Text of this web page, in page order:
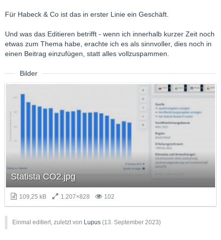
Für Habeck & Co ist das in erster Linie ein Geschäft.
Und was das Editieren betrifft - wenn ich innerhalb kurzer Zeit noch
etwas zum Thema habe, erachte ich es als sinnvoller, dies noch in
einen Beitrag einzufügen, statt alles vollzuspammen.
Bilder
Statista CO2.jpg
109,25 kB 1.207×828 102
Einmal editiert, zuletzt von Lupus (13. September 2023)